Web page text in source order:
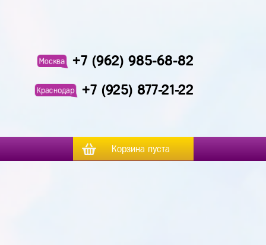
Москва +7 (962) 985-68-82
Краснодар +7 (925) 877-21-22
Корзина пуста